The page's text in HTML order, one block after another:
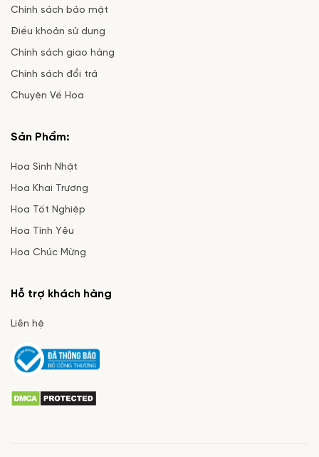
Chính sách bảo mật
Điều khoản sử dụng
Chính sách giao hàng
Chính sách đổi trả
Chuyện Về Hoa
Sản Phẩm:
Hoa Sinh Nhật
Hoa Khai Trương
Hoa Tốt Nghiệp
Hoa Tình Yêu
Hoa Chúc Mừng
Hỗ trợ khách hàng
Liên hệ